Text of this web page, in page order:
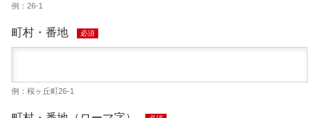
例：26-1
町村・番地 必須
例：桜ヶ丘町26-1